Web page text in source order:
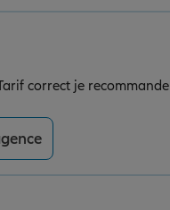
correct je recommande